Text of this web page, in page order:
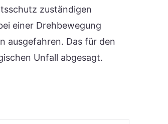
zuständigen
einer Drehbewegung
ausgefahren. Das für den
Unfall abgesagt.